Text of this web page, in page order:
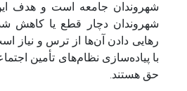
شهروندان جامعه است و هدف
شهروندان دچار قطع یا کاهش
رهایی دادن آن‌ها از ترس و نیاز
با پیاده‌سازی نظام‌های تأمین
حق هستند.